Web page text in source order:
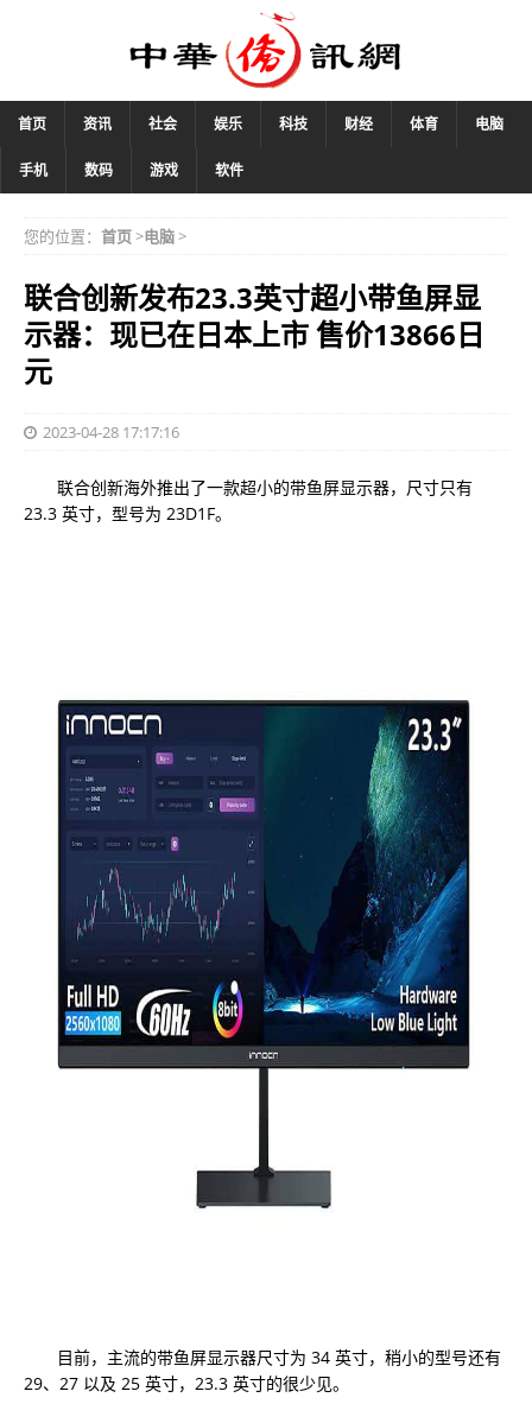
首页 资讯 社会 娱乐 科技 财经 体育 电脑
手机 数码 游戏 软件
您的位置： 首页>电脑>
联合创新发布23.3英寸超小带鱼屏显
示器：现已在日本上市 售价13866日
元
2023-04-28 17:17:16
联合创新海外推出了一款超小的带鱼屏显示器，尺寸只有
23.3 英寸，型号为 23D1F。
目前，主流的带鱼屏显示器尺寸为 34 英寸，稍小的型号还有
29、27 以及 25 英寸，23.3 英寸的很少见。